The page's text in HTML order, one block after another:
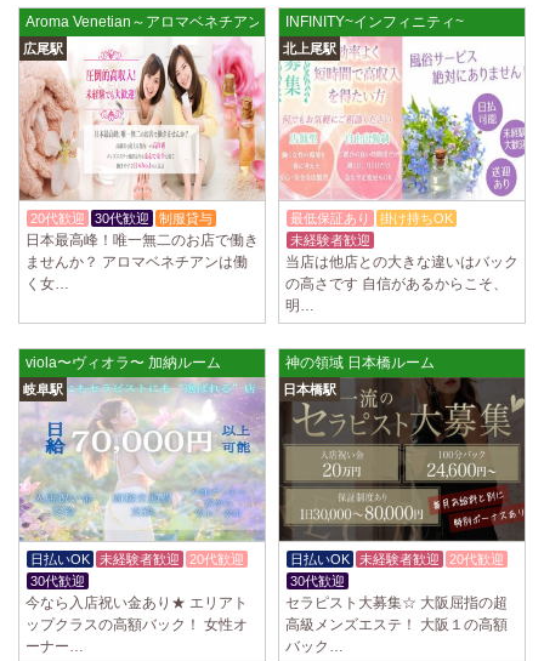
やる気のあるセラピスト大募集！ 「本気で稼ぎたい！」「もっと人気セ
ラピストになりたい！」 そんなあなたを全力でサポートします…
2025/04/02[千歳烏山駅]
LoveCHU (ラブチュ) 千歳烏山ルーム
やる気のあるセラピスト大募集！ 「本気で稼ぎたい！」「もっと人気セ
ラピストになりたい！」 そんなあなたを全力でサポートします…
2025/03/31[八王子駅]
Diamond～ダイヤモンド～
只今NEW OPENにつきセラピストが不足しています！ 今後も新規出店が
続くため、一緒に働いてくれるセラピストを大募集します！ 女性…
2025/03/29[自由が丘駅]
LIVSPA (リブスパ) 自由が丘ルーム
当店の募集は嘘偽り等なく、記載通りにしっかりお給料をお支払いさせ
ていただきます。 とても働きやすいお店作りを心がけております…
2025/03/29[川崎駅]
LIVSPA (リブスパ) 川崎ルーム
当店の募集は嘘偽り等なく、記載通りにしっかりお給料をお支払いさせ
ていただきます。 とても働きやすいお店作りを心がけております…
2025/03/29[蒲田駅]
LIVSPA (リブスパ) 蒲田ルーム
当店の募集は嘘偽り等なく、記載通りにしっかりお給料をお支払いさせ
ていただきます。 とても働きやすいお店作りを心がけております…
Aroma Venetian～アロマベネチアン 広尾ルーム
広尾駅
20代歓迎 30代歓迎 制服貸与
日本最高峰！唯一無二のお店で働き
ませんか？ アロマベネチアンは働
く女…
INFINITY~インフィニティ~
北上尾駅
最低保証あり
掛け持ちOK
未経験者歓迎
当店は他店との大きな違いはバック
の高さです 自信があるからこそ、
明…
viola〜ヴィオラ〜 加納ルーム
岐阜駅
日払いOK 未経験者歓迎
20代歓迎
30代歓迎
今なら入店祝い金あり★ エリアト
ップクラスの高額バック！ 女性オ
ーナー…
神の領域 日本橋ルーム
日本橋駅
日払いOK 未経験者歓迎
20代歓迎
30代歓迎
セラピスト大募集☆ 大阪屈指の超
高級メンズエステ！ 大阪１の高額
バック…